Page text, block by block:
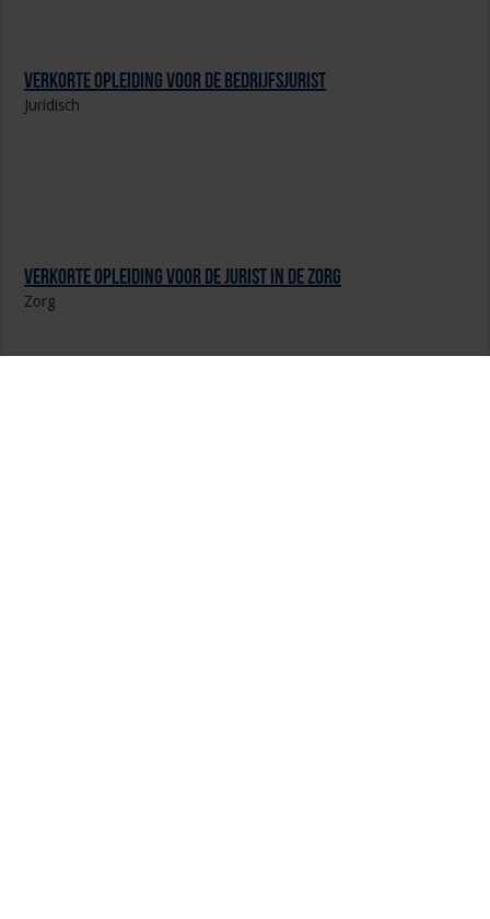
Verkorte opleiding voor de Bedrijfsjurist
Juridisch
Verkorte opleiding voor de Jurist in de Zorg
Zorg